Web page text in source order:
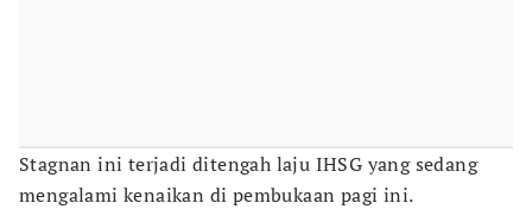
Stagnan ini terjadi ditengah laju IHSG yang sedang
mengalami kenaikan di pembukaan pagi ini.